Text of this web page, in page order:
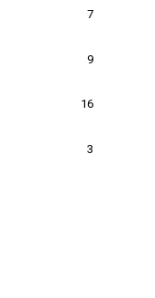
7
9
16
3